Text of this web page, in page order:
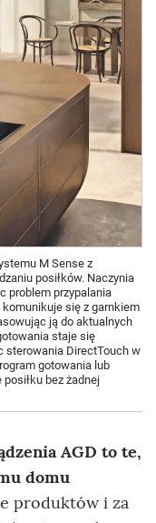
M Sense z
posiłków. Naczynia
problem przypalania
komunikuje się z garnkiem
ją do aktualnych
staje się
sterowania DirectTouch w
gotowania lub
bez żadnej
AGD to te,
domu
produktów i za